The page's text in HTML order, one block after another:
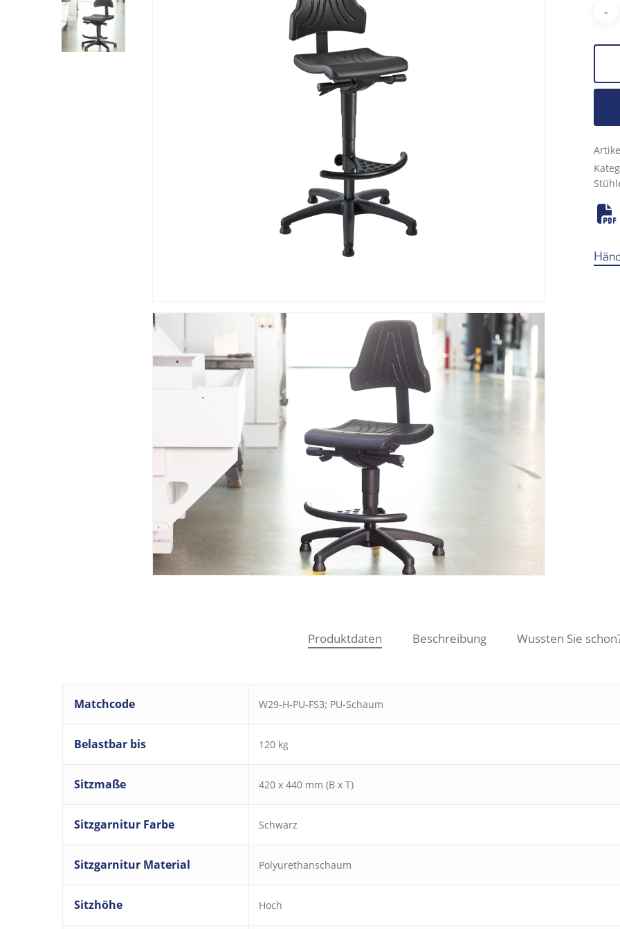
Produktdaten Beschreibung Wussten Sie
Matchcode W29-H-PU-FS3; PU-Schaum
Belastbar bis 120 kg
Sitzmaße 420 x 440 mm (B x T)
Sitzgarnitur Farbe Schwarz
Sitzgarnitur Material Polyurethanschaum
Sitzhöhe Hoch